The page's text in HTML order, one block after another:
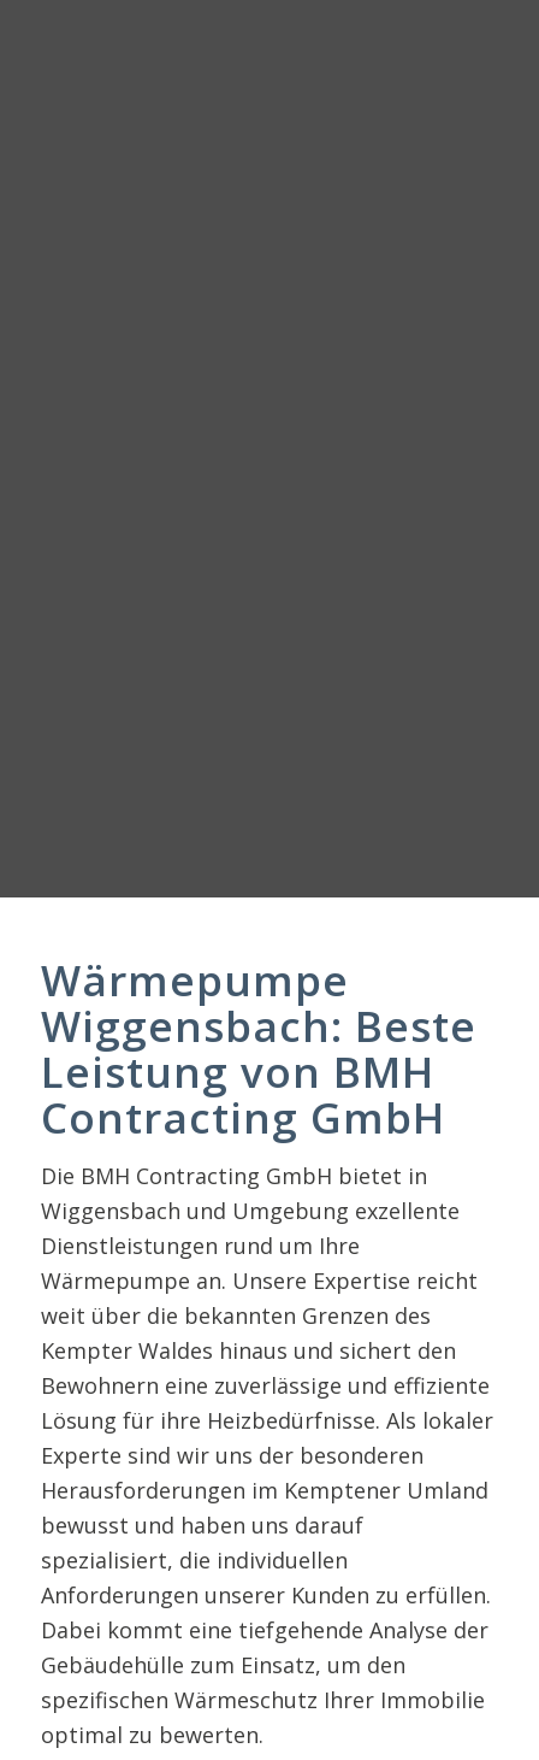
Wärmepumpe
Wiggensbach: Beste
Leistung von BMH
Contracting GmbH
Die BMH Contracting GmbH bietet in
Wiggensbach und Umgebung exzellente
Dienstleistungen rund um Ihre
Wärmepumpe an. Unsere Expertise reicht
weit über die bekannten Grenzen des
Kempter Waldes hinaus und sichert den
Bewohnern eine zuverlässige und effiziente
Lösung für ihre Heizbedürfnisse. Als lokaler
Experte sind wir uns der besonderen
Herausforderungen im Kemptener Umland
bewusst und haben uns darauf
spezialisiert, die individuellen
Anforderungen unserer Kunden zu erfüllen.
Dabei kommt eine tiefgehende Analyse der
Gebäudehülle zum Einsatz, um den
spezifischen Wärmeschutz Ihrer Immobilie
optimal zu bewerten.